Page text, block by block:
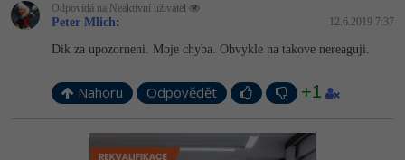
Odpovídá na Neaktivní uživatel
Peter Mlich: 12.6.2019 7:37
Dik za upozorneni. Moje chyba. Obvykle na takove nereaguji.
Nahoru Odpovědět +1